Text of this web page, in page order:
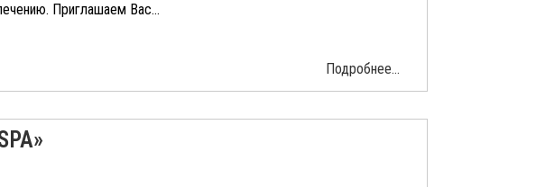
Приглашаем Вас...
Подробнее...